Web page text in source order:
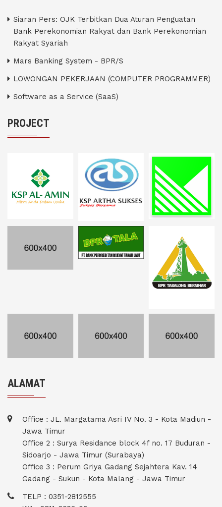
Siaran Pers: OJK Terbitkan Dua Aturan Penguatan
Bank Perekonomian Rakyat dan Bank Perekonomian
Rakyat Syariah
Mars Banking System - BPR/S
LOWONGAN PEKERJAAN (COMPUTER PROGRAMMER)
Software as a Service (SaaS)
PROJECT
ALAMAT
Office : JL. Margatama Asri IV No. 3 - Kota Madiun -
Jawa Timur
Office 2 : Surya Residance block 4f no. 17 Buduran -
Sidoarjo - Jawa Timur (Surabaya)
Office 3 : Perum Griya Gadang Sejahtera Kav. 14
Gadang - Sukun - Kota Malang - Jawa Timur
TELP : 0351-2812555